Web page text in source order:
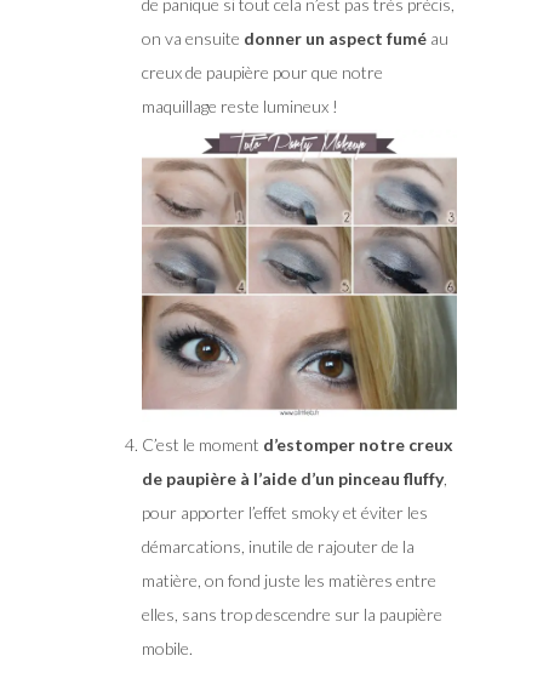
de panique si tout cela n’est pas très précis,
on va ensuite donner un aspect fuméau
creux de paupière pour que notre
maquillage reste lumineux !
C’est le moment d’estomper notre creux
de paupière à l’aide d’un pinceau fluffy,
pour apporter l’effet smoky et éviter les
démarcations, inutile de rajouter de la
matière, on fond juste les matières entre
elles, sans trop descendre sur la paupière
mobile.